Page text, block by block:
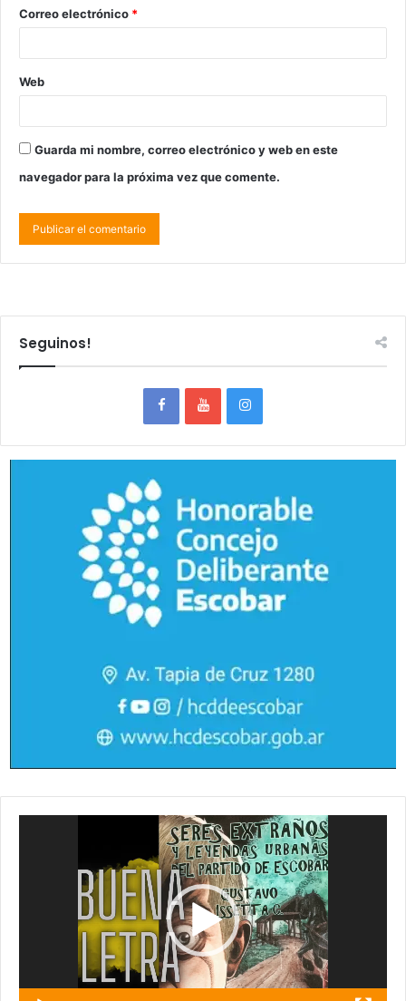
Correo electrónico *
Web
Guarda mi nombre, correo electrónico y web en este
navegador para la próxima vez que comente.
Seguinos!